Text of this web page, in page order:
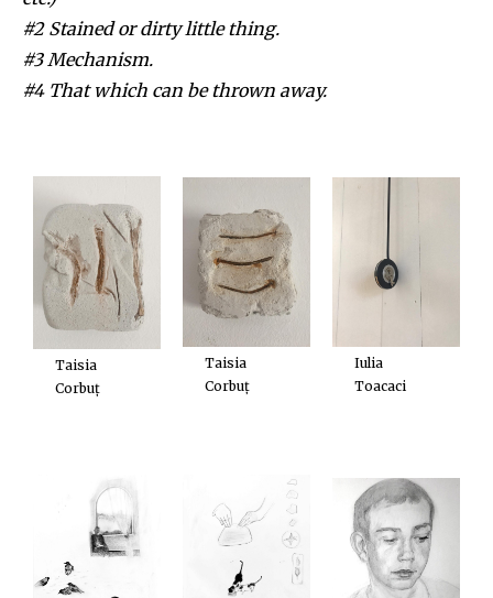
#2 Stained or dirty little thing.
#3 Mechanism.
#4 That which can be thrown away.
Taisia
Corbuț
Taisia
Corbuț
Iulia
Toacaci